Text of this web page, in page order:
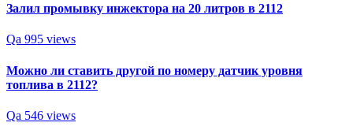
Залил промывку инжектора на 20 литров в 2112
Qa 995 views
Можно ли ставить другой по номеру датчик уровня
топлива в 2112?
Qa 546 views